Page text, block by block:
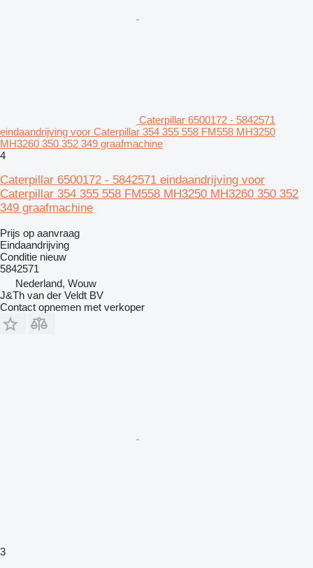
Caterpillar 6500172 - 5842571
eindaandrijving voor Caterpillar 354 355 558 FM558 MH3250
MH3260 350 352 349 graafmachine
4
Caterpillar 6500172 - 5842571 eindaandrijving voor
Caterpillar 354 355 558 FM558 MH3250 MH3260 350 352
349 graafmachine
Prijs op aanvraag
Eindaandrijving
Conditie nieuw
5842571
Nederland, Wouw
J&Th van der Veldt BV
Contact opnemen met verkoper
3